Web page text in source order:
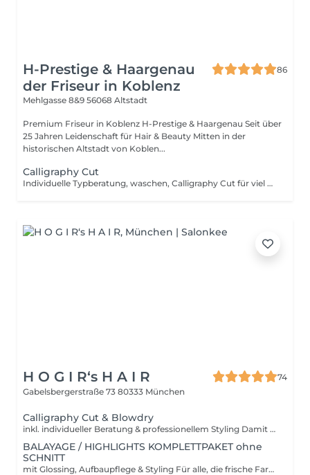
H-Prestige & Haargenau
der Friseur in Koblenz
86
Mehlgasse 8&9 56068 Altstadt
Premium Friseur in Koblenz H-Prestige & Haargenau Seit über
25 Jahren Leidenschaft für Hair & Beauty Mitten in der
historischen Altstadt von Koblen...
Calligraphy Cut
Individuelle Typberatung, waschen, Calligraphy Cut für viel Volumen, föhnen & stylen
H O G I R‘s H A I R
74
Gabelsbergerstraße 73 80333 München
Calligraphy Cut & Blowdry
inkl. individueller Beratung & professionellem Styling Damit wir ausreichend Zeit für dein perfektes Ergebnis einplanen können, richten sich unsere Preise nach der Haarlänge: M Haare bis Schlüsselbeinlänge L Haare bis Brustlänge XL Haare über Brustlänge
BALAYAGE / HIGHLIGHTS KOMPLETTPAKET ohne
SCHNITT
mit Glossing, Aufbaupflege & Styling Für alle, die frische Farbe und gesund aussehendes Haar möchten ganz ohne Schneiden. Nach der Blondierung wird die Farbe mit einem Glossing verfeinert und durch ein reparierendes Treatment stabilisiert. Das abschließende Föhnen bringt Glanz und Bewegung ins Haar.